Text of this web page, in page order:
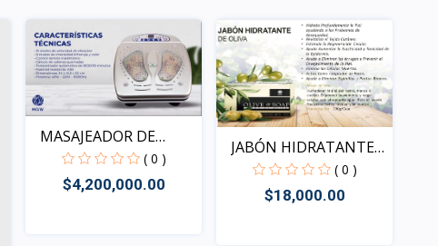
MASAJEADOR DE
CIRCULACI...
( 0 )
$4,200,000.00
JABÓN HIDRATANTE
DE OLI...
( 0 )
$18,000.00